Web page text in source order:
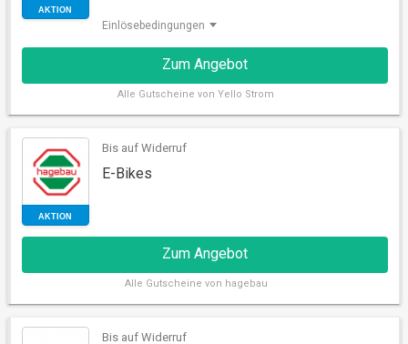
AKTION
Einlösebedingungen
Zum Angebot
Alle Gutscheine von Yello Strom
Bis auf Widerruf
E-Bikes
Zum Angebot
Alle Gutscheine von hagebau
Bis auf Widerruf